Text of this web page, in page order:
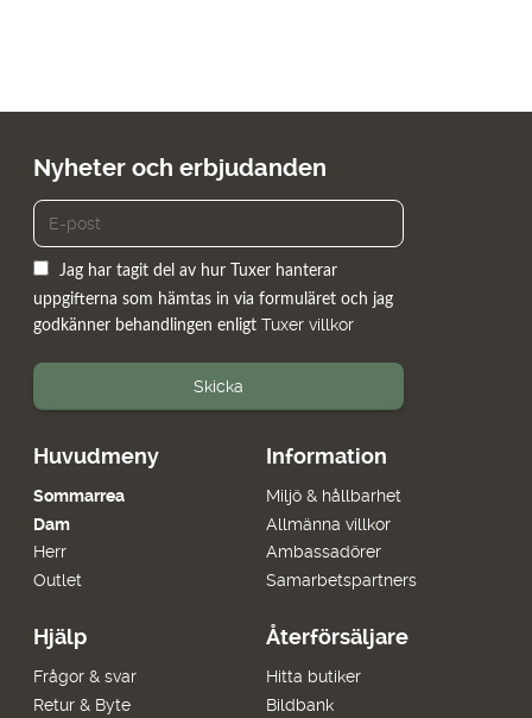
Huvudmeny
Sommarrea
Dam
Herr
Outlet
Information
Miljö & hållbarhet
Allmänna villkor
Ambassadörer
Samarbetspartners
Hjälp
Frågor & svar
Retur & Byte
Återförsäljare
Hitta butiker
Bildbank
Nyheter och erbjudanden
Jag har tagit del av hur Tuxer hanterar
uppgifterna som hämtas in via formuläret och jag
godkänner behandlingen enligt Tuxer villkor
Skicka